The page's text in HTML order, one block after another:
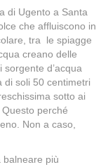
di Ugento a Santa
che affluiscono in
tra le spiagge
creano delle
d’acqua
di soli 50 centimetri
sotto ai
perché
Non a caso,
balneare più